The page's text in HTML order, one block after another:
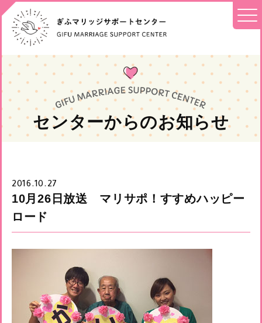
センターからのお知らせ
2016.10.27
10月26日放送 マリサポ！すすめハッピー
ロード